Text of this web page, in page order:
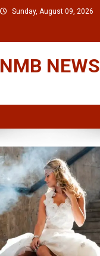
Sunday, August 09, 2026
NMB NEWS